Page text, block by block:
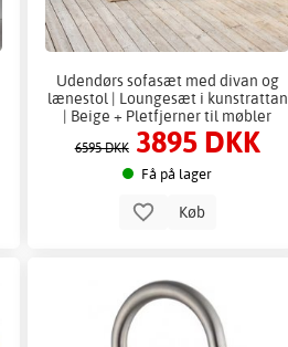
Udendørs sofasæt med divan og
lænestol | Loungesæt i kunstrattan
| Beige + Pletfjerner til møbler
6595 DKK 3895 DKK
Få på lager
Køb